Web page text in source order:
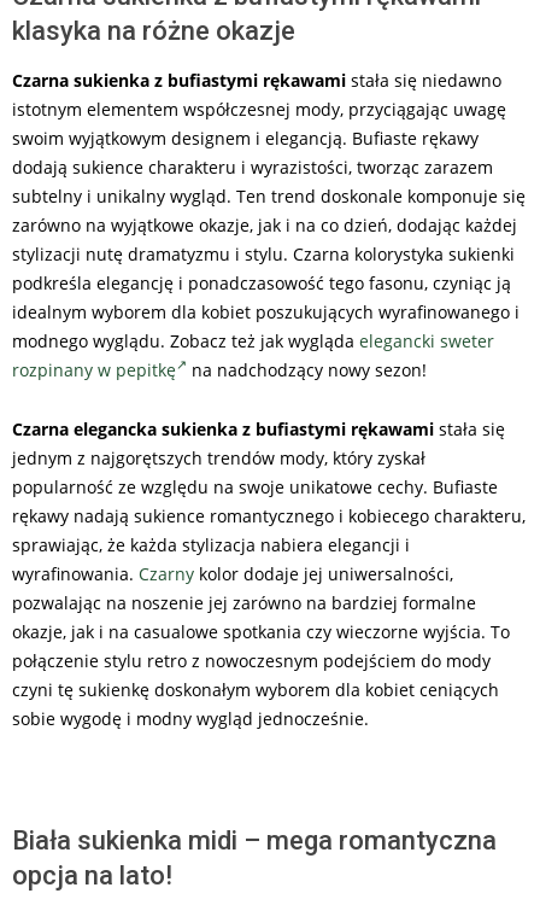
klasyka na różne okazje
Czarna sukienka z bufiastymi rękawami stała się niedawno
istotnym elementem współczesnej mody, przyciągając uwagę
swoim wyjątkowym designem i elegancją. Bufiaste rękawy
dodają sukience charakteru i wyrazistości, tworząc zarazem
subtelny i unikalny wygląd. Ten trend doskonale komponuje się
zarówno na wyjątkowe okazje, jak i na co dzień, dodając każdej
stylizacji nutę dramatyzmu i stylu. Czarna kolorystyka sukienki
podkreśla elegancję i ponadczasowość tego fasonu, czyniąc ją
idealnym wyborem dla kobiet poszukujących wyrafinowanego i
modnego wyglądu. Zobacz też jak wygląda elegancki sweter
rozpinany w pepitkę
na nadchodzący nowy sezon!
Czarna elegancka sukienka z bufiastymi rękawami stała się
jednym z najgorętszych trendów mody, który zyskał
popularność ze względu na swoje unikatowe cechy. Bufiaste
rękawy nadają sukience romantycznego i kobiecego charakteru,
sprawiając, że każda stylizacja nabiera elegancji i
wyrafinowania. Czarny kolor dodaje jej uniwersalności,
pozwalając na noszenie jej zarówno na bardziej formalne
okazje, jak i na casualowe spotkania czy wieczorne wyjścia. To
połączenie stylu retro z nowoczesnym podejściem do mody
czyni tę sukienkę doskonałym wyborem dla kobiet ceniących
sobie wygodę i modny wygląd jednocześnie.
Biała sukienka midi – mega romantyczna
opcja na lato!